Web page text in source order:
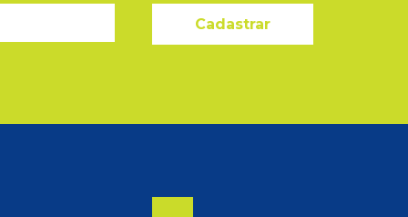
Cadastrar